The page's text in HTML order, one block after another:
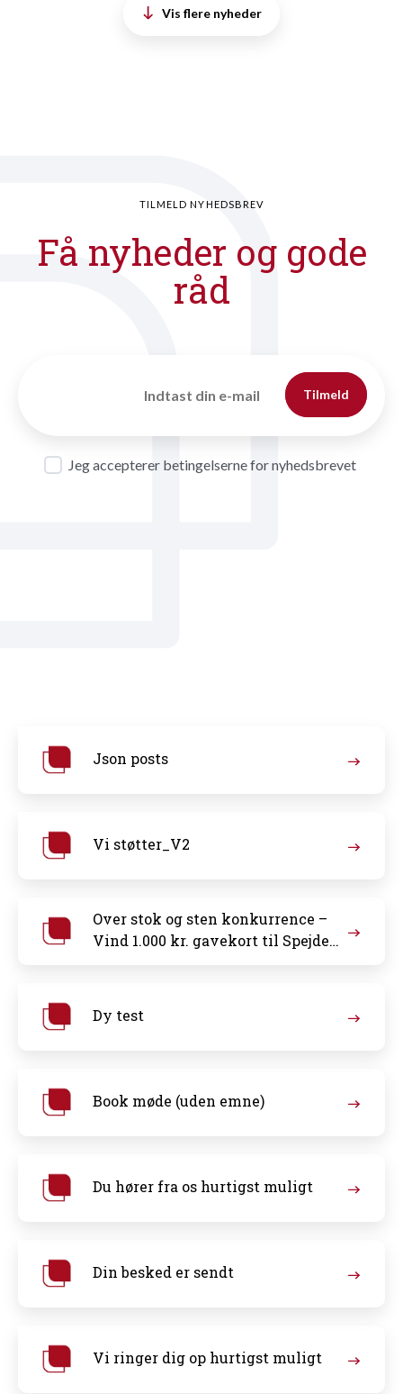
Vis flere nyheder
TILMELD NYHEDSBREV
Få nyheder og gode
råd
Jeg accepterer betingelserne for nyhedsbrevet
Tilmeld
Json posts
Vi støtter_V2
Over stok og sten konkurrence –
Vind 1.000 kr. gavekort til Spejder
Dy test
Book møde (uden emne)
Du hører fra os hurtigst muligt
Din besked er sendt
Vi ringer dig op hurtigst muligt